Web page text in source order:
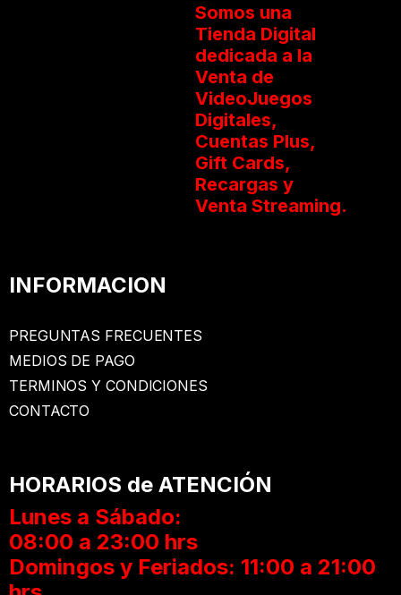
Somos una
Tienda Digital
dedicada a la
Venta de
VideoJuegos
Digitales,
Cuentas Plus,
Gift Cards,
Recargas y
Venta Streaming.
INFORMACION
PREGUNTAS FRECUENTES
MEDIOS DE PAGO
TERMINOS Y CONDICIONES
CONTACTO
HORARIOS de ATENCIÓN
Lunes a Sábado:
08:00 a 23:00 hrs
Domingos y Feriados: 11:00 a 21:00